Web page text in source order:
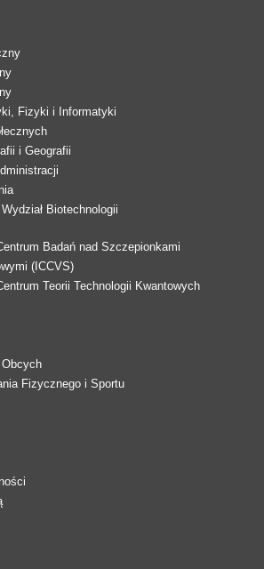
Fizyki i Informatyki
i Geografii
Biotechnologii
Badań nad Szczepionkami
(ICCVS)
Teorii Technologii Kwantowych
Fizycznego i Sportu